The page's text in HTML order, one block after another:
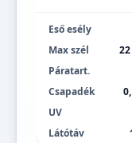
Eső esély
Max szél
Páratart.
Csapadék
UV
Látótáv